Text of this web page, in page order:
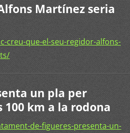
Martínez seria
creu-que-el-seu-regidor-alfons-
un pla per
km a la rodona
de-figueres-presenta-un-